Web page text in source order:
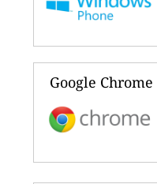
Google Chrome